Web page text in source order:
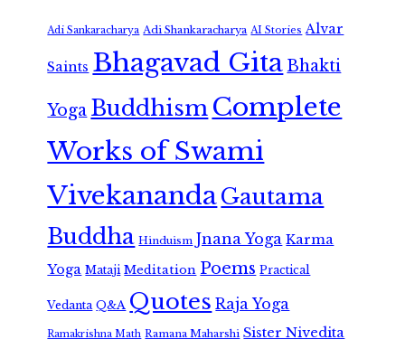
Adi Sankaracharya Adi Shankaracharya AI Stories Alvar
Saints Bhagavad GitaBhakti
Yoga Buddhism Complete
Works of Swami
VivekanandaGautama
Buddha Hinduism Jnana Yoga Karma
Yoga Mataji Meditation Poems Practical
Vedanta Q&A Quotes Raja Yoga
Ramakrishna Math Ramana Maharshi Sister Nivedita